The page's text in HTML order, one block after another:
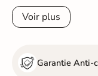
Voir plus
Garantie Anti-